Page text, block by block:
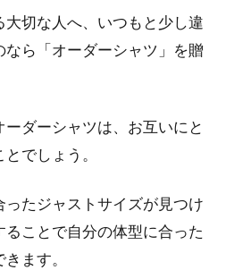
切な人へ、いつもと少し違
なら「オーダーシャツ」を贈
ダーシャツは、お互いにと
でしょう。
ったジャストサイズが見つけ
ことで自分の体型に合った
ます。